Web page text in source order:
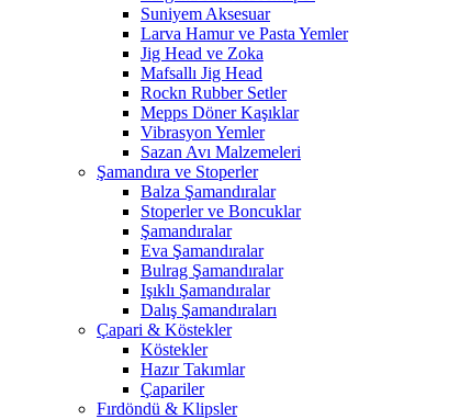
Suniyem Aksesuar
Larva Hamur ve Pasta Yemler
Jig Head ve Zoka
Mafsallı Jig Head
Rockn Rubber Setler
Mepps Döner Kaşıklar
Vibrasyon Yemler
Sazan Avı Malzemeleri
Şamandıra ve Stoperler
Balza Şamandıralar
Stoperler ve Boncuklar
Şamandıralar
Eva Şamandıralar
Bulrag Şamandıralar
Işıklı Şamandıralar
Dalış Şamandıraları
Çapari & Köstekler
Köstekler
Hazır Takımlar
Çapariler
Fırdöndü & Klipsler